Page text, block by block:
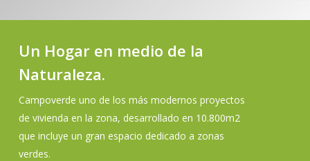
Un Hogar en medio de la
Naturaleza.
Campoverde uno de los más modernos proyectos
de vivienda en la zona, desarrollado en 10.800m2
que incluye un gran espacio dedicado a zonas
verdes.